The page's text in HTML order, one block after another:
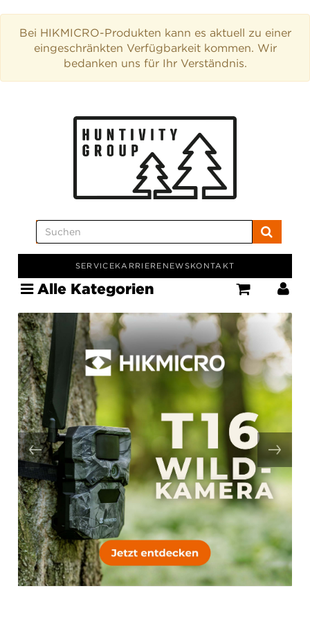
Bei HIKMICRO-Produkten kann es aktuell zu einer
eingeschränkten Verfügbarkeit kommen. Wir
bedanken uns für Ihr Verständnis.
SERVICEKARRIERE NEWSKONTAKT
Alle Kategorien